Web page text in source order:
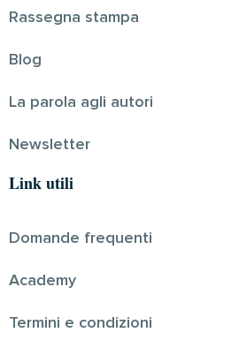
Rassegna stampa
Blog
La parola agli autori
Newsletter
Link utili
Domande frequenti
Academy
Termini e condizioni